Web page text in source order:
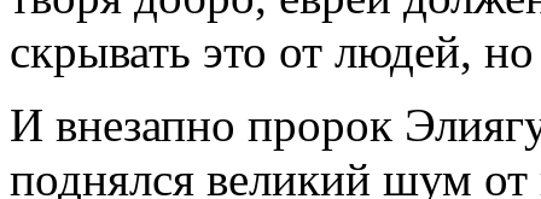
скрывать это от людей,
И внезапно пророк
поднялся великий шум